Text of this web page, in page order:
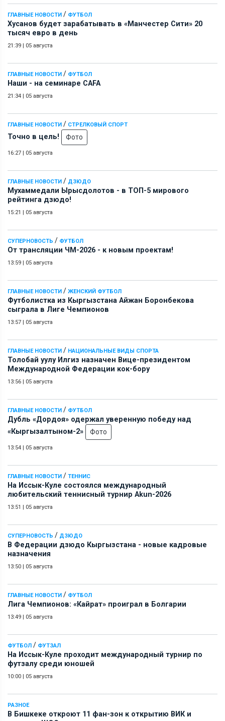
ГЛАВНЫЕ НОВОСТИ / ФУТБОЛ
Хусанов будет зарабатывать в «Манчестер Сити» 20
тысяч евро в день
21:39 | 05 августа
ГЛАВНЫЕ НОВОСТИ / ФУТБОЛ
Наши - на семинаре СAFA
21:34 | 05 августа
ГЛАВНЫЕ НОВОСТИ / СТРЕЛКОВЫЙ СПОРТ
Точно в цель! Фото
16:27 | 05 августа
ГЛАВНЫЕ НОВОСТИ / ДЗЮДО
Мухаммедали Ырысдолотов - в ТОП-5 мирового
рейтинга дзюдо!
15:21 | 05 августа
СУПЕРНОВОСТЬ / ФУТБОЛ
От трансляции ЧМ-2026 - к новым проектам!
13:59 | 05 августа
ГЛАВНЫЕ НОВОСТИ / ЖЕНСКИЙ ФУТБОЛ
Футболистка из Кыргызстана Айжан Боронбекова
сыграла в Лиге Чемпионов
13:57 | 05 августа
ГЛАВНЫЕ НОВОСТИ / НАЦИОНАЛЬНЫЕ ВИДЫ СПОРТА
Толобай уулу Илгиз назначен Вице-президентом
Международной Федерации кок-бору
13:56 | 05 августа
ГЛАВНЫЕ НОВОСТИ / ФУТБОЛ
Дубль «Дордоя» одержал уверенную победу над
«Кыргызалтыном-2»
Фото
13:54 | 05 августа
ГЛАВНЫЕ НОВОСТИ / ТЕННИС
На Иссык-Куле состоялся международный
любительский теннисный турнир Akun-2026
13:51 | 05 августа
СУПЕРНОВОСТЬ / ДЗЮДО
В Федерации дзюдо Кыргызстана - новые кадровые
назначения
13:50 | 05 августа
ГЛАВНЫЕ НОВОСТИ / ФУТБОЛ
Лига Чемпионов: «Кайрат» проиграл в Болгарии
13:49 | 05 августа
ФУТБОЛ / ФУТЗАЛ
На Иссык-Куле проходит международный турнир по
футзалу среди юношей
10:00 | 05 августа
РАЗНОЕ
В Бишкеке откроют 11 фан-зон к открытию ВИК и